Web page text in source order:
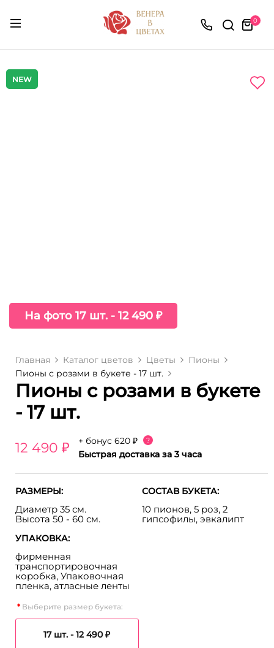
0
На фото 17 шт. - 12 490 ₽
NEW
Главная Каталог цветов Цветы
Пионы
Пионы с розами в букете - 17 шт.
Пионы с розами в букете
- 17 шт.
12 490 ₽ + бонус 620 ₽ ?
Быстрая доставка за 3 часа
РАЗМЕРЫ:
Диаметр 35 см.
Высота 50 - 60 см.
СОСТАВ БУКЕТА:
10 пионов, 5 роз, 2
гипсофилы, эвкалипт
УПАКОВКА:
фирменная
транспортировочная
коробка, Упаковочная
пленка, атласные ленты
Выберите размер букета:
17 шт. -12 490 ₽